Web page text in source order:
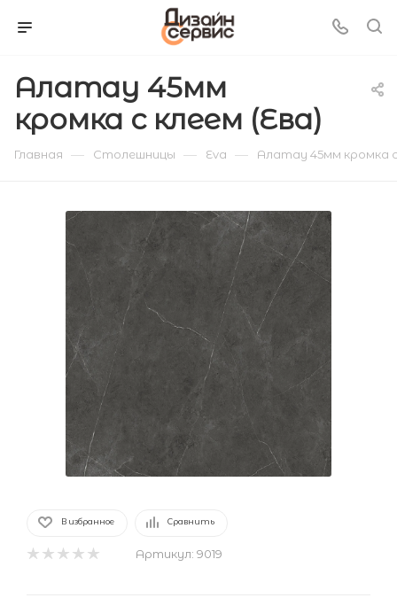
Алатау 45мм
кромка с клеем (Ева)
Главная — Столешницы — Eva — Алатау 45мм кромка
В избранное Сравнить
Артикул: 9019